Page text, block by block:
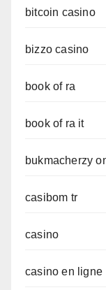
bitcoin casino
bizzo casino
book of ra
book of ra it
bukmacherzy
casibom tr
casino
casino en ligne